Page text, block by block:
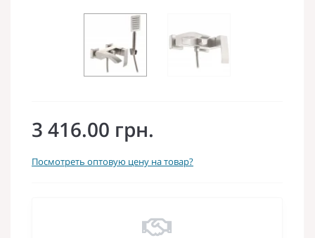
3 416.00 грн.
Посмотреть оптовую цену на товар?